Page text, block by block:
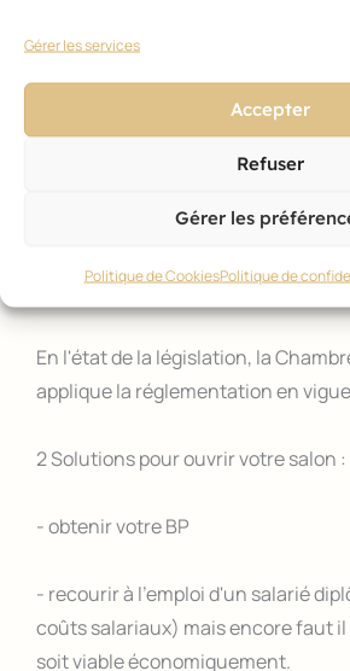
Gérer les services
Accepter
Refuser
Gérer les
Politique de CookiesPolitique de
entre 8 et 11 % n'est autorisée
du brevet professionnel ou du
d'un titre équivalent ou dont la
professionnelle a été validée par la
clientèle par un non titulaire du BP.
En l'état de la législation, la
applique la réglementation en
2 Solutions pour ouvrir votre salon :
- obtenir votre BP
- recourir à l'emploi d'un salarié
coûts salariaux) mais encore faut
soit viable économiquement.